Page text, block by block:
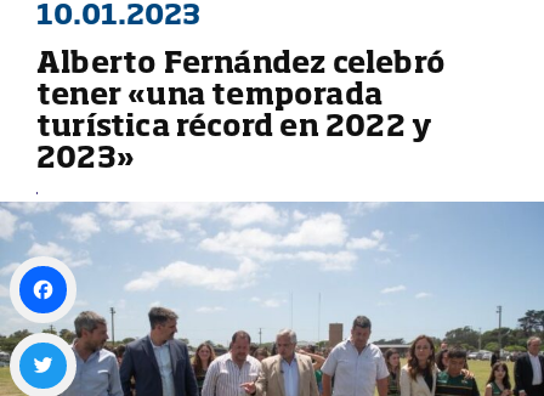
10.01.2023
Alberto Fernández celebró
tener «una temporada
turística récord en 2022 y
2023»
Facebook